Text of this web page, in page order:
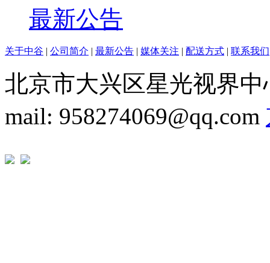
最新公告
关于中谷 | 公司简介 | 最新公告 | 媒体关注 | 配送方式 | 联系我们
北京市大兴区星光视界中
mail: 958274069@qq.com